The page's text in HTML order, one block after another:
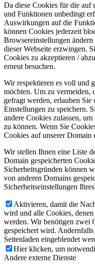
Da diese Cookies für die auf
und Funktionen unbedingt
Auswirkungen auf die
können Cookies jederzeit
Browsereinstellungen
dieser Webseite erzwingen.
Cookies zu akzeptieren /
erneut besuchen.
Wir respektieren es voll und
möchten. Um zu vermeiden,
gefragt werden, erlauben
Einstellungen zu speichern.
andere Cookies zulassen,
zu können. Wenn Sie
Cookies auf unserer Domain
Wir stellen Ihnen eine Liste
Domain gespeicherten
Sicherheitsgründen können
von anderen Domains
Sicherheitseinstellungen
Aktivieren, damit die
wird und alle Cookies,
werden. Wir benötigen zwei
gespeichert wird.
Seitenladen eingeblendet
Hier klicken, um
Andere externe Dienste